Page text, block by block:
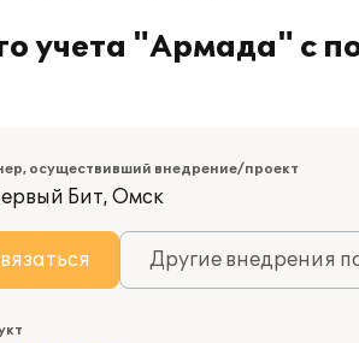
учета "Армада" с
осуществивший внедрение/проект
Бит, Омск
Другие внедрения